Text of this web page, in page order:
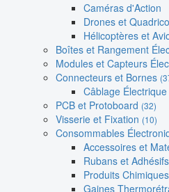
Caméras d'Action
Drones et
Hélicoptères et
Boîtes et Rangement
Modules et Capteurs
Connecteurs et Bornes
Câblage Électrique
PCB et Protoboard (32)
Visserie et Fixation (10)
Consommables
Accessoires et
Rubans et Adhésifs
Produits
Gaines